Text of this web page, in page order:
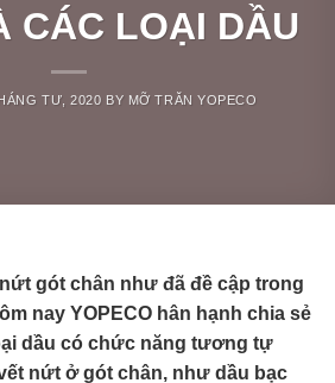
CÁC LOẠI DẦU
TƯ, 2020 BY MỠ TRĂN YOPECO
gót chân như đã đề cập trong
nay YOPECO hân hạnh chia sẻ
dầu có chức năng tương tự
nứt ở gót chân, như dầu bạc